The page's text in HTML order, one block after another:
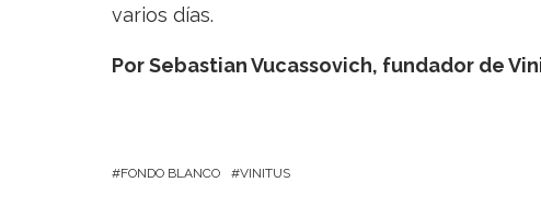
varios días.
Por Sebastian Vucassovich, fundador de
FONDO BLANCO VINITUS